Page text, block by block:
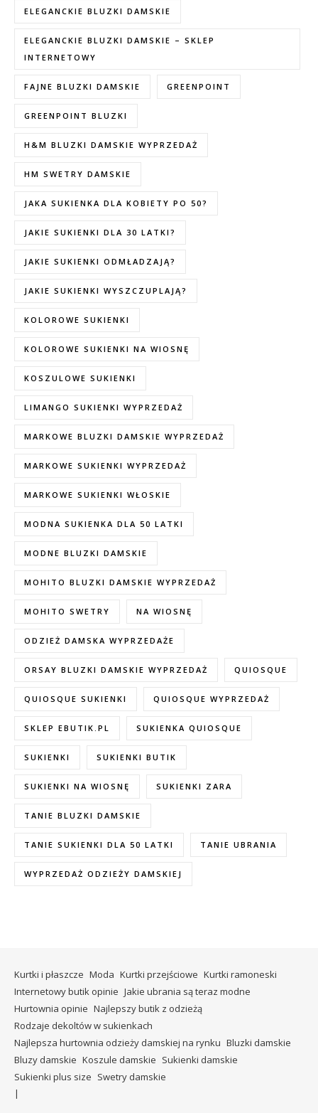
ELEGANCKIE BLUZKI DAMSKIE
ELEGANCKIE BLUZKI DAMSKIE – SKLEP
INTERNETOWY
FAJNE BLUZKI DAMSKIE GREENPOINT
GREENPOINT BLUZKI
H&M BLUZKI DAMSKIE WYPRZEDAŻ
HM SWETRY DAMSKIE
JAKA SUKIENKA DLA KOBIETY PO 50?
JAKIE SUKIENKI DLA 30 LATKI?
JAKIE SUKIENKI ODMŁADZAJĄ?
JAKIE SUKIENKI WYSZCZUPLAJĄ?
KOLOROWE SUKIENKI
KOLOROWE SUKIENKI NA WIOSNĘ
KOSZULOWE SUKIENKI
LIMANGO SUKIENKI WYPRZEDAŻ
MARKOWE BLUZKI DAMSKIE WYPRZEDAŻ
MARKOWE SUKIENKI WYPRZEDAŻ
MARKOWE SUKIENKI WŁOSKIE
MODNA SUKIENKA DLA 50 LATKI
MODNE BLUZKI DAMSKIE
MOHITO BLUZKI DAMSKIE WYPRZEDAŻ
MOHITO SWETRY NA WIOSNĘ
ODZIEŻ DAMSKA WYPRZEDAŻE
ORSAY BLUZKI DAMSKIE WYPRZEDAŻ QUIOSQUE
QUIOSQUE SUKIENKI QUIOSQUE WYPRZEDAŻ
SKLEP EBUTIK.PL SUKIENKA QUIOSQUE
SUKIENKI SUKIENKI BUTIK
SUKIENKI NA WIOSNĘ SUKIENKI ZARA
TANIE BLUZKI DAMSKIE
TANIE SUKIENKI DLA 50 LATKI TANIE UBRANIA
WYPRZEDAŻ ODZIEŻY DAMSKIEJ
Kurtki i płaszcze Moda Kurtki przejściowe Kurtki ramoneski
Internetowy butik opinie Jakie ubrania są teraz modne
Hurtownia opinie Najlepszy butik z odzieżą
Rodzaje dekoltów w sukienkach
Najlepsza hurtownia odzieży damskiej na rynku Bluzki damskie
Bluzy damskie Koszule damskie Sukienki damskie
Sukienki plus size Swetry damskie